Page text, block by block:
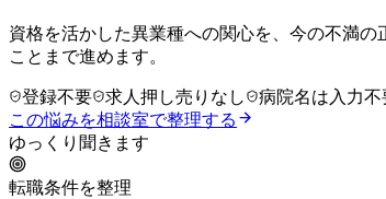
資格を活かした異業種への関心を、今の不満
ことまで進めます。
登録不要 求人押し売りなし
病院名は入力不
この悩みを相談室で整理する
ゆっくり聞きます
転職条件を整理